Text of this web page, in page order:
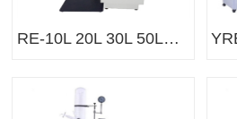
RE-10L 20L 30L 50L自动升降中试旋转蒸发仪